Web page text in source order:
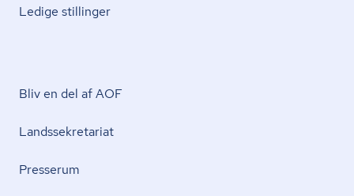
Ledige stillinger
Bliv en del af AOF
Lands­se­kre­ta­ri­at
Presserum